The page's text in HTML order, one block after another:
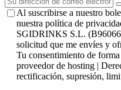
Al suscribirse a nuestro
nuestra política de
SGIDRINKS S.L.
solicitud que me envíes y
Tu consentimiento de
proveedor de hosting |
rectificación, supresión,